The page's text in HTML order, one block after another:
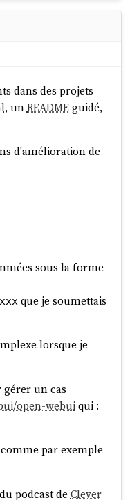
dans des projets
, unREADMEguidé,
d'amélioration de
sous la forme
que je soumettais
lorsque je
un cas
open-webuiqui :
par exemple
du podcast de Clever